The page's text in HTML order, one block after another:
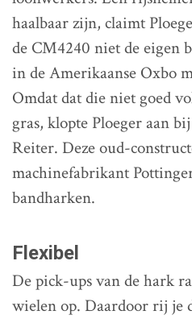
haalbaar zijn, claimt
de CM4240 niet de eigen
in de Amerikaanse Oxbo
Omdat dat die niet goed
gras, klopte Ploeger aan
Reiter. Deze oud-
machinefabrikant
bandharken.
Flexibel
De pick-ups van de hark
wielen op. Daardoor rij je